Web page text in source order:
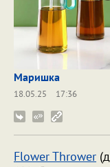
Маришка
18.05.25
17:36
Flower Thrower